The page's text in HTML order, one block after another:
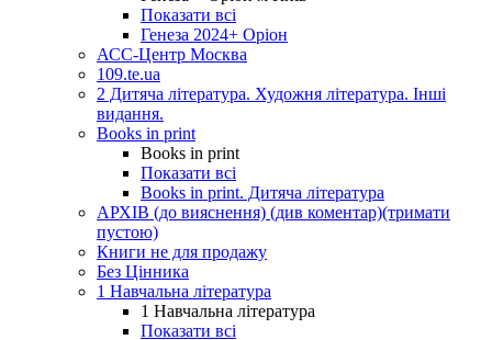
Показати всі
Генеза 2024+ Оріон
АСС-Центр Москва
109.te.ua
2 Дитяча література. Художня література. Інші
видання.
Books in print
Books in print
Показати всі
Books in print. Дитяча література
АРХІВ (до вияснення) (див коментар)(тримати
пустою)
Книги не для продажу
Без Цінника
1 Навчальна література
1 Навчальна література
Показати всі